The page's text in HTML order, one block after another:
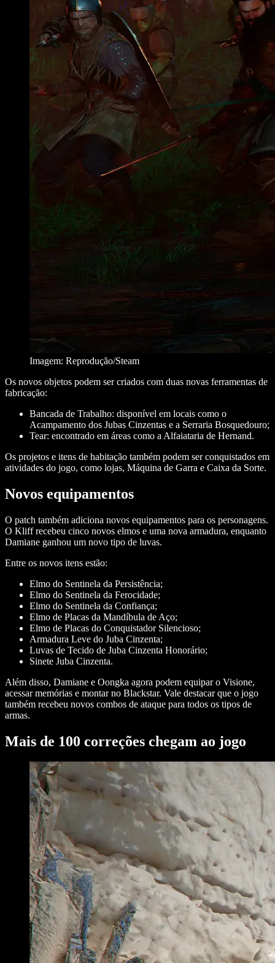
Imagem: Reprodução/Steam
Os novos objetos podem ser criados com duas novas ferramentas de
fabricação:
Bancada de Trabalho: disponível em locais como o
Acampamento dos Jubas Cinzentas e a Serraria Bosquedouro;
Tear: encontrado em áreas como a Alfaiataria de Hernand.
Os projetos e itens de habitação também podem ser conquistados em
atividades do jogo, como lojas, Máquina de Garra e Caixa da Sorte.
Novos equipamentos
O patch também adiciona novos equipamentos para os personagens.
O Kliff recebeu cinco novos elmos e uma nova armadura, enquanto
Damiane ganhou um novo tipo de luvas.
Entre os novos itens estão:
Elmo do Sentinela da Persistência;
Elmo do Sentinela da Ferocidade;
Elmo do Sentinela da Confiança;
Elmo de Placas da Mandíbula de Aço;
Elmo de Placas do Conquistador Silencioso;
Armadura Leve do Juba Cinzenta;
Luvas de Tecido de Juba Cinzenta Honorário;
Sinete Juba Cinzenta.
Além disso, Damiane e Oongka agora podem equipar o Visione,
acessar memórias e montar no Blackstar. Vale destacar que o jogo
também recebeu novos combos de ataque para todos os tipos de
armas.
Mais de 100 correções chegam ao jogo